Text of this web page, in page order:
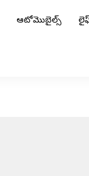
ఆటోమొబైల్స్